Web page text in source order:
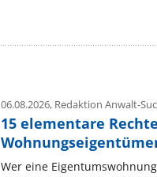
06.08.2026,Redaktion Anwalt-
15 elementare
Wer eine